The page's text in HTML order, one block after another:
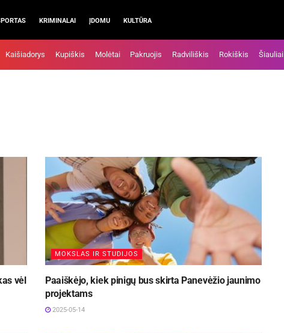
KRIMINALAI ĮDOMU KULTŪRA
Kaišiadorys Kupiškis Molėtai Pakruojis Radviliškis Rokiškis Šiauliai
vėl
MOKSLAS IR STUDIJOS
Paaiškėjo, kiek pinigų bus skirta Panevėžio jaunimo
projektams
2025-05-14